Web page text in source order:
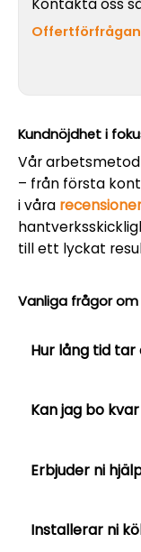
Offertförfrågan
Kundnöjdhet i
Vår
– från första
i våra
till ett lyckat
Vanliga frågor om
Hur lång tid
Kan jag bo
Erbjuder ni
Installerar ni